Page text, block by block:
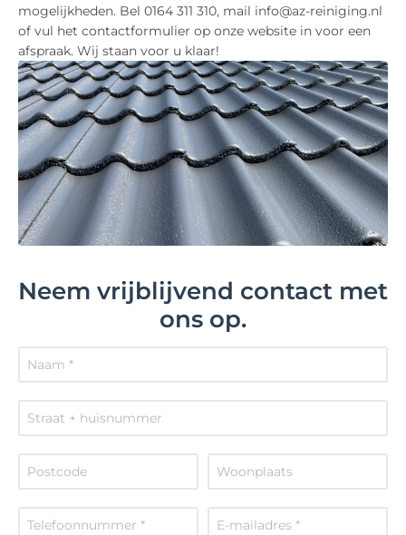
mogelijkheden. Bel 0164 311 310, mail info@az-reiniging.nl
of vul het contactformulier op onze website in voor een
afspraak. Wij staan voor u klaar!
Neem vrijblijvend contact met
ons op.